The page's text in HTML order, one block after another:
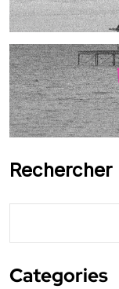
Rechercher
Categories